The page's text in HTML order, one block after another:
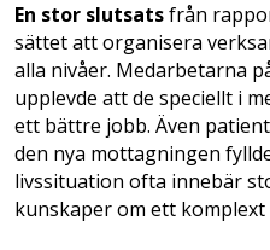
En stor slutsatsfrån
sättet att organisera
alla nivåer. Medarbetarna
upplevde att de speciellt i
ett bättre jobb. Även
den nya mottagningen
livssituation ofta innebär
kunskaper om ett